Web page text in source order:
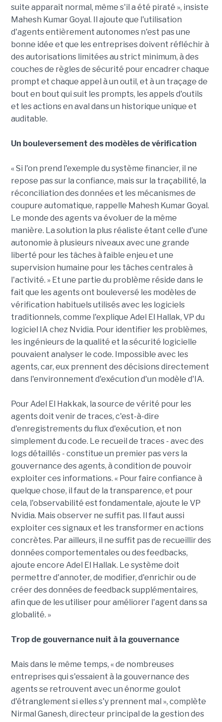
suite apparaît normal, même s'il a été piraté », insiste
Mahesh Kumar Goyal. Il ajoute que l'utilisation
d'agents entièrement autonomes n'est pas une
bonne idée et que les entreprises doivent réfléchir à
des autorisations limitées au strict minimum, à des
couches de règles de sécurité pour encadrer chaque
prompt et chaque appel à un outil, et à un traçage de
bout en bout qui suit les prompts, les appels d'outils
et les actions en aval dans un historique unique et
auditable.
Un bouleversement des modèles de vérification
« Si l'on prend l'exemple du système financier, il ne
repose pas sur la confiance, mais sur la traçabilité, la
réconciliation des données et les mécanismes de
coupure automatique, rappelle Mahesh Kumar Goyal.
Le monde des agents va évoluer de la même
manière. La solution la plus réaliste étant celle d'une
autonomie à plusieurs niveaux avec une grande
liberté pour les tâches à faible enjeu et une
supervision humaine pour les tâches centrales à
l'activité. » Et une partie du problème réside dans le
fait que les agents ont bouleversé les modèles de
vérification habituels utilisés avec les logiciels
traditionnels, comme l'explique Adel El Hallak, VP du
logiciel IA chez Nvidia. Pour identifier les problèmes,
les ingénieurs de la qualité et la sécurité logicielle
pouvaient analyser le code. Impossible avec les
agents, car, eux prennent des décisions directement
dans l'environnement d'exécution d'un modèle d'IA.
Pour Adel El Hakkak, la source de vérité pour les
agents doit venir de traces, c'est-à-dire
d'enregistrements du flux d'exécution, et non
simplement du code. Le recueil de traces - avec des
logs détaillés - constitue un premier pas vers la
gouvernance des agents, à condition de pouvoir
exploiter ces informations. « Pour faire confiance à
quelque chose, il faut de la transparence, et pour
cela, l'observabilité est fondamentale, ajoute le VP
Nvidia. Mais observer ne suffit pas. Il faut aussi
exploiter ces signaux et les transformer en actions
concrètes. Par ailleurs, il ne suffit pas de recueillir des
données comportementales ou des feedbacks,
ajoute encore Adel El Hallak. Le système doit
permettre d'annoter, de modifier, d'enrichir ou de
créer des données de feedback supplémentaires,
afin que de les utiliser pour améliorer l'agent dans sa
globalité. »
Trop de gouvernance nuit à la gouvernance
Mais dans le même temps, « de nombreuses
entreprises qui s'essaient à la gouvernance des
agents se retrouvent avec un énorme goulot
d'étranglement si elles s'y prennent mal », complète
Nirmal Ganesh, directeur principal de la gestion des